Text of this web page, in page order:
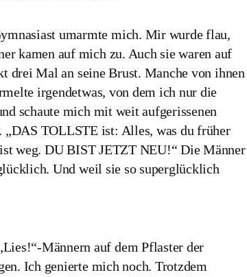
umarmte mich. Mir wurde flau,
kamen auf mich zu. Auch sie waren auf
drei Mal an seine Brust. Manche von ihnen
irgendetwas, von dem ich nur die
schaute mich mit weit aufgerissenen
„DAS TOLLSTE ist: Alles, was du früher
weg. DU BIST JETZT NEU!“ Die Männer
Und weil sie so superglücklich
Männern auf dem Pflaster der
Ich genierte mich noch. Trotzdem